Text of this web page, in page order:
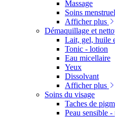
Massage
Soins
Afficher plus
Démaquillage et
Lait, gel, huile
Tonic - lotion
Eau micellaire
Yeux
Dissolvant
Afficher plus
Soins du visage
Taches de
Peau sensible